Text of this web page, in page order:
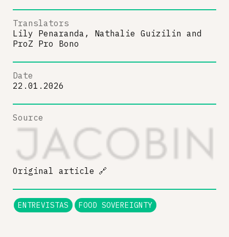
Translators
Lily Penaranda, Nathalie Guizilin and
ProZ Pro Bono
Date
22.01.2026
Source
Original article 🔗
ENTREVISTAS FOOD SOVEREIGNTY